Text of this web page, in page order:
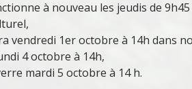
à nouveau les jeudis de
vendredi 1er octobre à 14h dans
4 octobre à 14h,
mardi 5 octobre à 14 h.